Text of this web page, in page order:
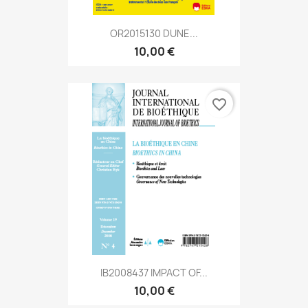
OR2015130 DUNE...
10,00 €
IB2008437 IMPACT OF...
10,00 €
favorite_border